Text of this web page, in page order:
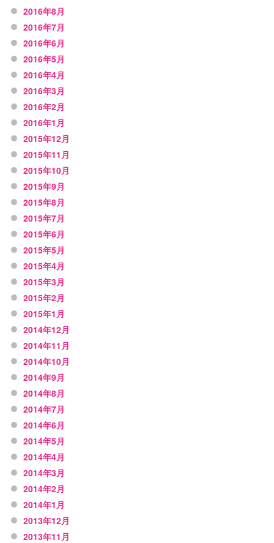
2016年8月
2016年7月
2016年6月
2016年5月
2016年4月
2016年3月
2016年2月
2016年1月
2015年12月
2015年11月
2015年10月
2015年9月
2015年8月
2015年7月
2015年6月
2015年5月
2015年4月
2015年3月
2015年2月
2015年1月
2014年12月
2014年11月
2014年10月
2014年9月
2014年8月
2014年7月
2014年6月
2014年5月
2014年4月
2014年3月
2014年2月
2014年1月
2013年12月
2013年11月